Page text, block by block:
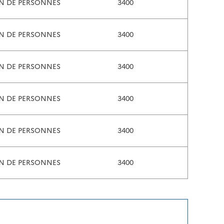
DE PERSONNES 3400
DE PERSONNES 3400
DE PERSONNES 3400
DE PERSONNES 3400
DE PERSONNES 3400
DE PERSONNES 3400